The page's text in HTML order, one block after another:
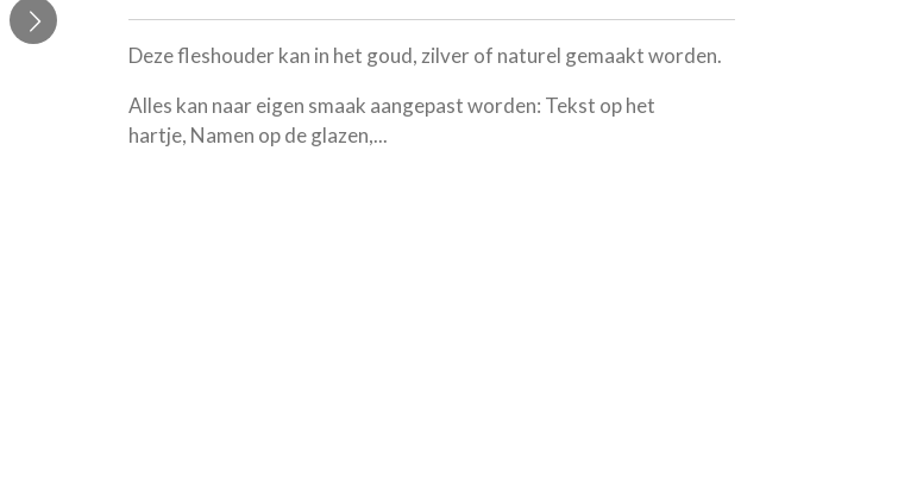
Deze fleshouder kan in het goud, zilver of naturel gemaakt worden.
Alles kan naar eigen smaak aangepast worden: Tekst op het
hartje, Namen op de glazen,...